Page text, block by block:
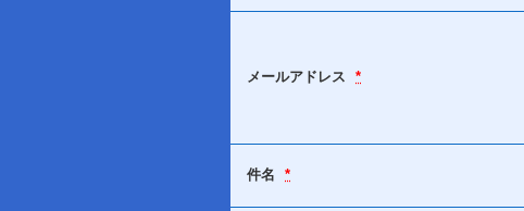
メールアドレス *
件名 *